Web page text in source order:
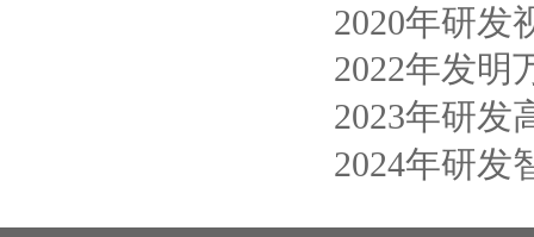
2020年研发
2022年发明
2023年研发
2024年研发